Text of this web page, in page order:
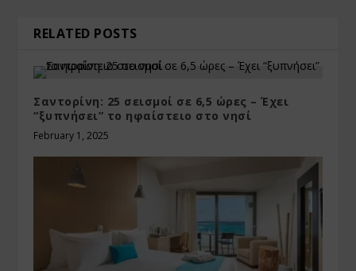
RELATED POSTS
Σαντορίνη: 25 σεισμοί σε 6,5 ώρες – Έχει
“ξυπνήσει” το ηφαίστειο στο νησί
February 1, 2025